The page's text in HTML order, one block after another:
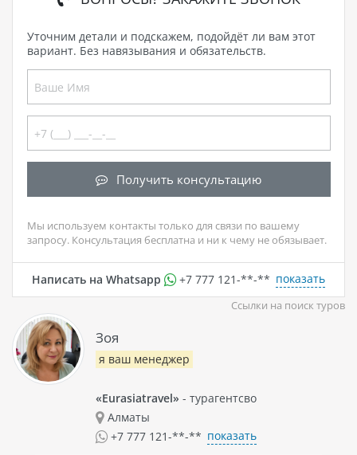
Уточним детали и подскажем, подойдёт ли вам этот
вариант. Без навязывания и обязательств.
Получить консультацию
Мы используем контакты только для связи по вашему
запросу. Консультация бесплатна и ни к чему не обязывает.
Написать на Whatsapp +7 777 121-**-** показать
Ссылки на поиск туров
Зоя
я ваш менеджер
«Eurasiatravel» - турагентсво
Алматы
+7 777 121-**-** показать